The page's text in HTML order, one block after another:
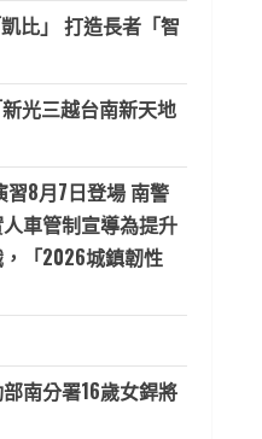
比」 打造長者「智
光三越台南新天地
8月7日登場 南警
車管制宣導為提升
「2026城鎮韌性
南分署16歲女銲將